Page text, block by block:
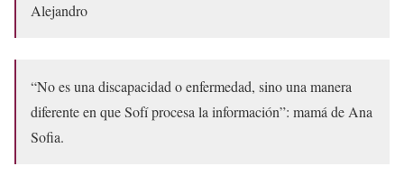
Alejandro
“No es una discapacidad o enfermedad, sino una manera
diferente en que Sofí procesa la información”: mamá de Ana
Sofia.